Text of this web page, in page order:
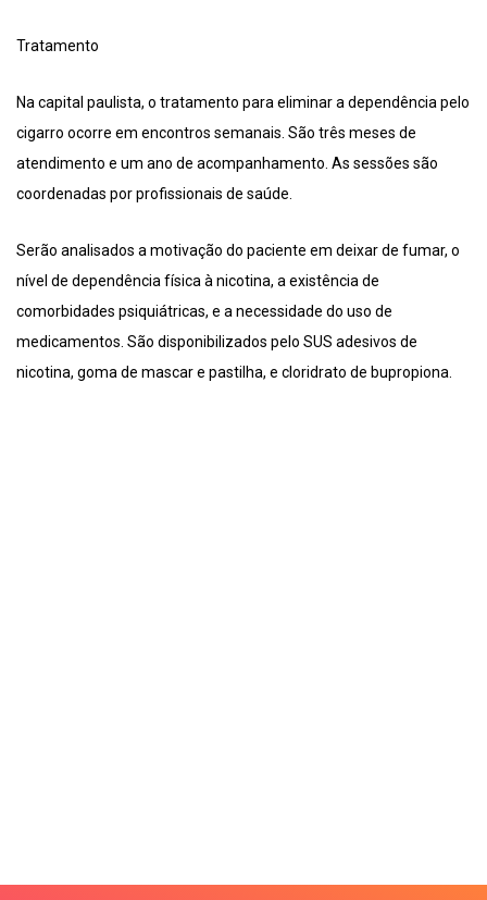
Tratamento
Na capital paulista, o tratamento para eliminar a dependência pelo
cigarro ocorre em encontros semanais. São três meses de
atendimento e um ano de acompanhamento. As sessões são
coordenadas por profissionais de saúde.
Serão analisados a motivação do paciente em deixar de fumar, o
nível de dependência física à nicotina, a existência de
comorbidades psiquiátricas, e a necessidade do uso de
medicamentos. São disponibilizados pelo SUS adesivos de
nicotina, goma de mascar e pastilha, e cloridrato de bupropiona.